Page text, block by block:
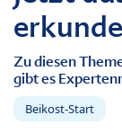
Zu diesen
gibt es
Beikost-Start